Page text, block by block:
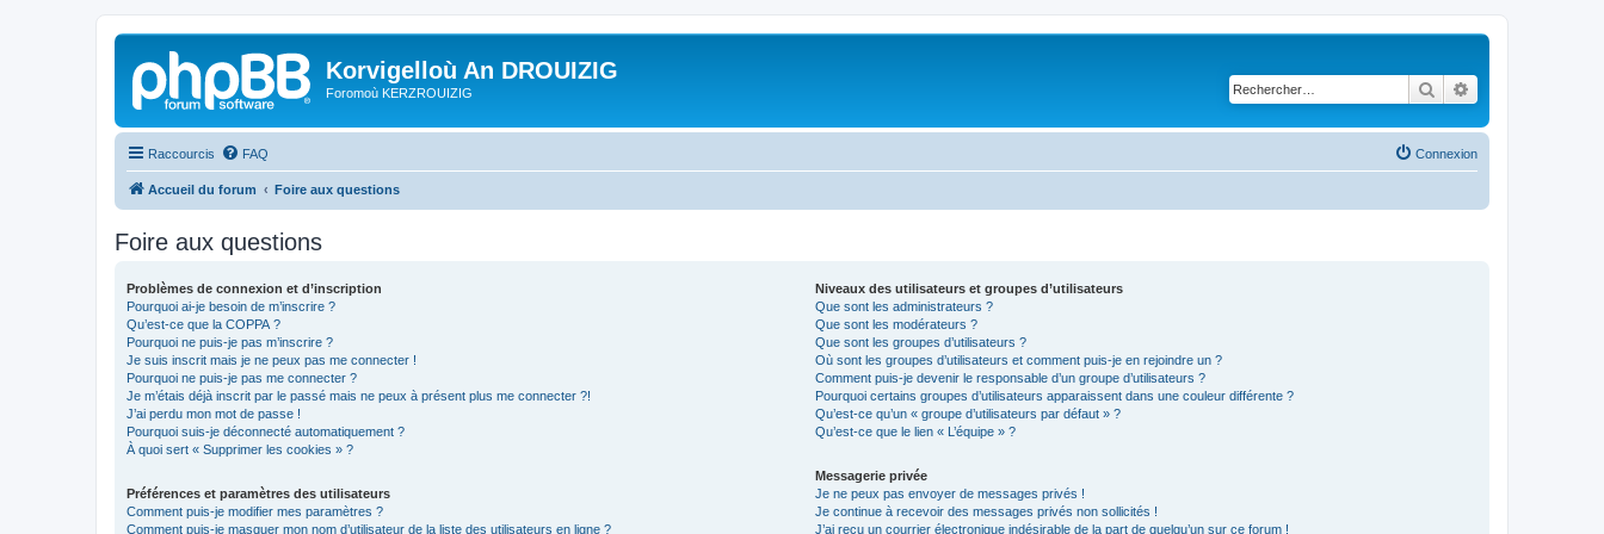
Korvigelloù An DROUIZIG
Foromoù KERZROUIZIG Rechercher
Raccourcis FAQ Connexion
Accueil du forum Foire aux questions
Foire aux questions
Problèmes de connexion et d’inscription
Pourquoi ai-je besoin de m’inscrire ?
Qu’est-ce que la COPPA ?
Pourquoi ne puis-je pas m’inscrire ?
Je suis inscrit mais je ne peux pas me connecter !
Pourquoi ne puis-je pas me connecter ?
Je m’étais déjà inscrit par le passé mais ne peux à présent plus me connecter ?!
J’ai perdu mon mot de passe !
Pourquoi suis-je déconnecté automatiquement ?
À quoi sert « Supprimer les cookies » ?
Préférences et paramètres des utilisateurs
Comment puis-je modifier mes paramètres ?
Comment puis-je masquer mon nom d’utilisateur de la liste des utilisateurs en ligne ?
Niveaux des utilisateurs et groupes d’utilisateurs
Que sont les administrateurs ?
Que sont les modérateurs ?
Que sont les groupes d’utilisateurs ?
Où sont les groupes d’utilisateurs et comment puis-je en rejoindre un ?
Comment puis-je devenir le responsable d’un groupe d’utilisateurs ?
Pourquoi certains groupes d’utilisateurs apparaissent dans une couleur différente ?
Qu’est-ce qu’un « groupe d’utilisateurs par défaut » ?
Qu’est-ce que le lien « L’équipe » ?
Messagerie privée
Je ne peux pas envoyer de messages privés !
Je continue à recevoir des messages privés non sollicités !
J’ai reçu un courrier électronique indésirable de la part de quelqu’un sur ce forum !